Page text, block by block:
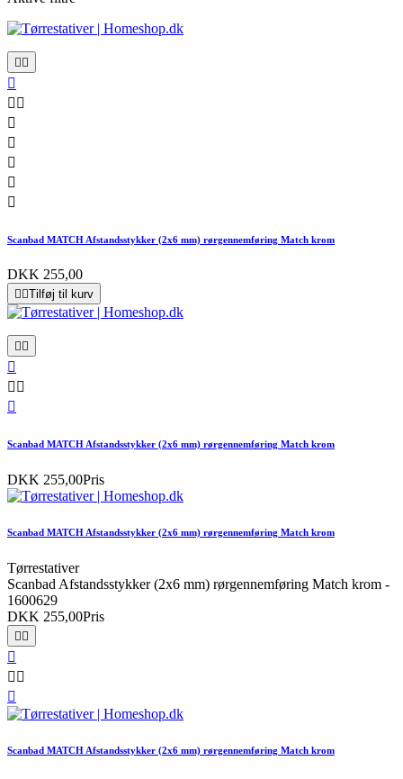


 





Scanbad MATCH Afstandsstykker (2x6 mm) rørgennemføring Match krom
DKK 255,00
 Tilføj til kurv
 

 

Scanbad MATCH Afstandsstykker (2x6 mm) rørgennemføring Match krom
DKK 255,00Pris
Scanbad MATCH Afstandsstykker (2x6 mm) rørgennemføring Match krom
Tørrestativer
Scanbad Afstandsstykker (2x6 mm) rørgennemføring Match krom -
1600629
DKK 255,00Pris
 

 

Scanbad MATCH Afstandsstykker (2x6 mm) rørgennemføring Match krom